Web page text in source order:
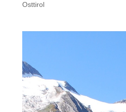
Osttirol